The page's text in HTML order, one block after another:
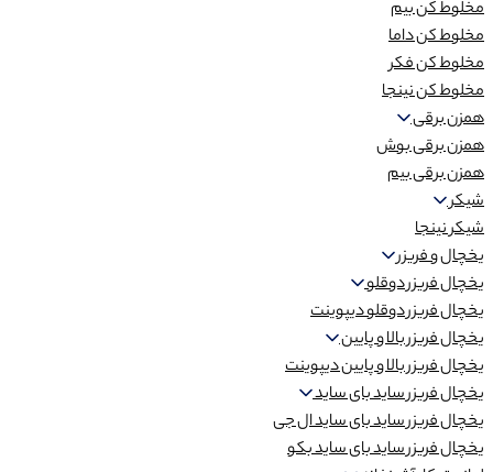
مخلوط کن بیم
مخلوط کن داما
مخلوط کن فکر
مخلوط کن نینجا
همزن برقی
همزن برقی بوش
همزن برقی بیم
شیکر
شیکر نینجا
یخچال و فریزر
یخچال فریزر دوقلو
یخچال فریزر دوقلو دیپوینت
یخچال فریزر بالا و پایین
یخچال فریزر بالا و پایین دیپوینت
یخچال فریزر ساید بای ساید
یخچال فریزر ساید بای ساید ال جی
یخچال فریزر ساید بای ساید بکو